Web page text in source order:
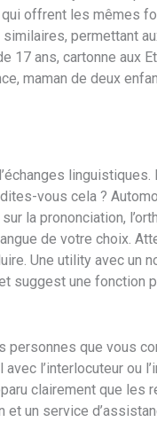
offrent les mêmes
permettant
17 ans, cartonne
maman de deux
vous cela ?
la prononciation,
de votre choix.
Une utility avec un
suggest une fonction
personnes que vous
l’interlocuteur ou
clairement que les
un service